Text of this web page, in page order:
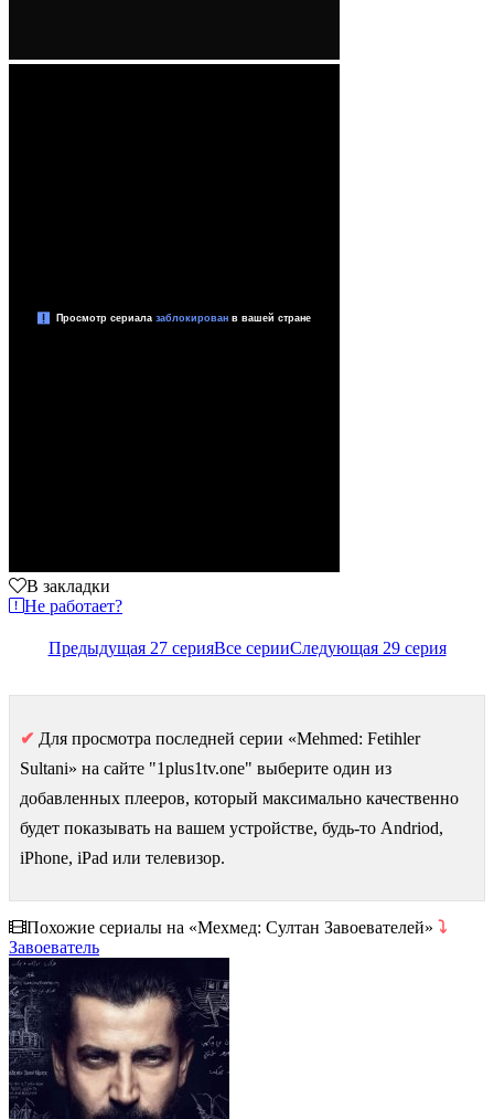
В закладки
Не работает?
Предыдущая 27 серияВсе серииСледующая 29 серия
✔ Для просмотра последней серии «Mehmed: Fetihler
Sultani» на сайте "1plus1tv.one" выберите один из
добавленных плееров, который максимально качественно
будет показывать на вашем устройстве, будь-то Andriod,
iPhone, iPad или телевизор.
Похожие сериалы на «Мехмед: Султан Завоевателей» ⤵
Завоеватель